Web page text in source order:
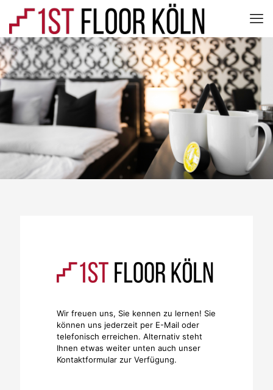
Wir freuen uns, Sie kennen zu lernen! Sie
können uns jederzeit per E-Mail oder
telefonisch erreichen. Alternativ steht
Ihnen etwas weiter unten auch unser
Kontaktformular zur Verfügung.